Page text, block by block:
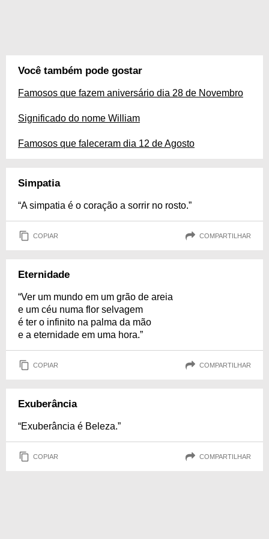
Você também pode gostar
Famosos que fazem aniversário dia 28 de Novembro
Significado do nome William
Famosos que faleceram dia 12 de Agosto
Simpatia
“A simpatia é o coração a sorrir no rosto.”
COPIAR COMPARTILHAR
Eternidade
“Ver um mundo em um grão de areia
e um céu numa flor selvagem
é ter o infinito na palma da mão
e a eternidade em uma hora.”
COPIAR COMPARTILHAR
Exuberância
“Exuberância é Beleza.”
COPIAR COMPARTILHAR